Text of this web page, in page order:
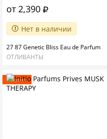
от 2,390
Нет в наличии
27 87 Genetic Bliss Eau de Parfum
ОТЛИВАНТЫ
Новинка